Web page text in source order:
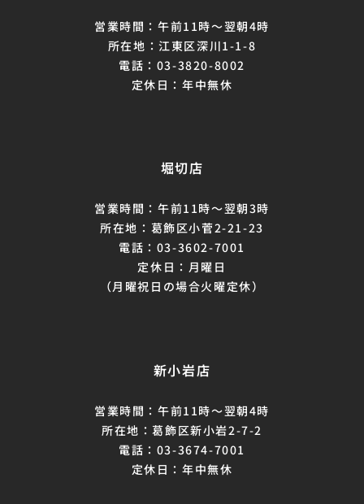
営業時間：午前11時～翌朝4時
所在地：江東区深川1-1-8
電話：03-3820-8002
定休日：年中無休
堀切店
営業時間：午前11時～翌朝3時
所在地：葛飾区小菅2-21-23
電話：03-3602-7001
定休日：月曜日
（月曜祝日の場合火曜定休）
新小岩店
営業時間：午前11時～翌朝4時
所在地：葛飾区新小岩2-7-2
電話：03-3674-7001
定休日：年中無休